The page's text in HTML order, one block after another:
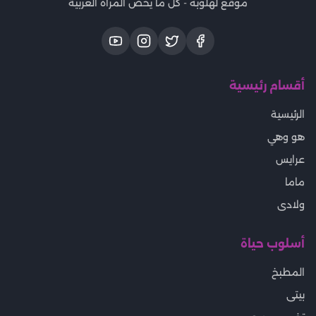
موقع لهلوبه - كل ما يخص المرأة العربية
أقسام رئيسية
الرئيسية
هو وهي
عرايس
ماما
ولادى
أسلوب حياة
المطبخ
بيتى